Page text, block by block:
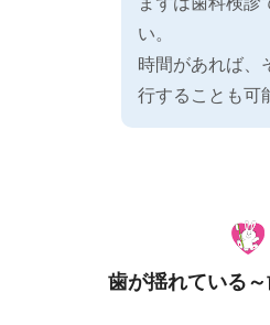
い。
時間があれば、
行することも可
歯が揺れている